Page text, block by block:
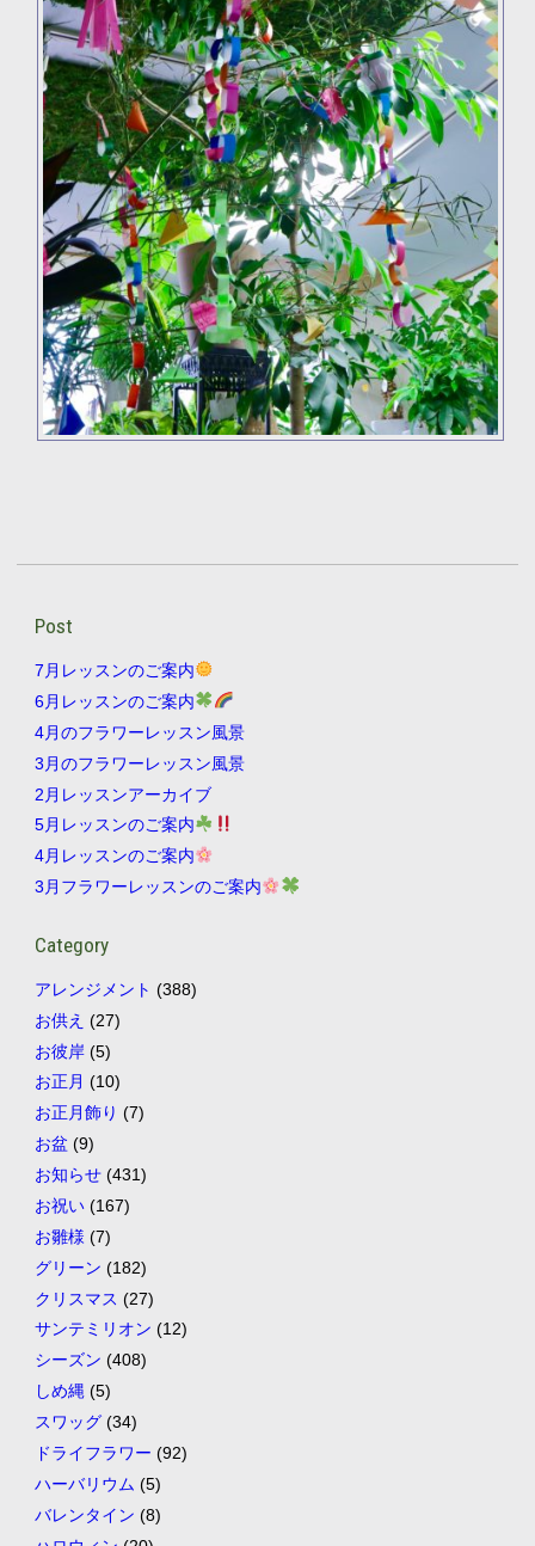
Post
7月レッスンのご案内
6月レッスンのご案内
4月のフラワーレッスン風景
3月のフラワーレッスン風景
2月レッスンアーカイブ
5月レッスンのご案内
4月レッスンのご案内
3月フラワーレッスンのご案内
Category
アレンジメント (388)
お供え (27)
お彼岸(5)
お正月 (10)
お正月飾り (7)
お盆 (9)
お知らせ(431)
お祝い(167)
お雛様 (7)
グリーン (182)
クリスマス (27)
サンテミリオン (12)
シーズン (408)
しめ縄(5)
スワッグ(34)
ドライフラワー (92)
ハーバリウム (5)
バレンタイン (8)